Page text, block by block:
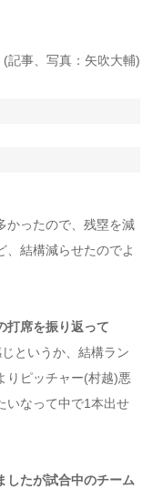
(記事、写真：矢吹大輔)
かったので、残塁を減
、結構減らせたのでよ
打席を振り返って
というか、結構ラン
りピッチャー(村越)悪
いなって中で1本出せ
したが試合中のチーム